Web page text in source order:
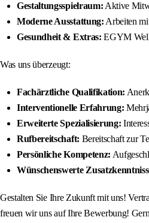
Gestaltungsspielraum: Aktive
Moderne Ausstattung: Arbeiten
Gesundheit & Extras: EGYM
Was uns überzeugt:
Fachärztliche Qualifikation:
Interventionelle Erfahrung:
Erweiterte Spezialisierung:
Rufbereitschaft: Bereitschaft zur
Persönliche Kompetenz:
Wünschenswerte
Gestalten Sie Ihre Zukunft mit uns!
freuen wir uns auf Ihre Bewerbung!